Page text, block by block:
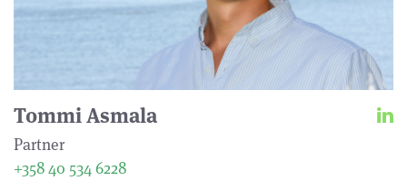
Tommi Asmala
Partner
+358 40 534 6228